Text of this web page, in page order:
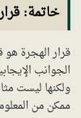
خاتمة:
قرار الهجرة
الجوانب
ولكنها ليست
ممكن من